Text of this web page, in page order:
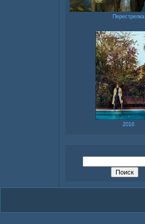
Перестрелка
2016